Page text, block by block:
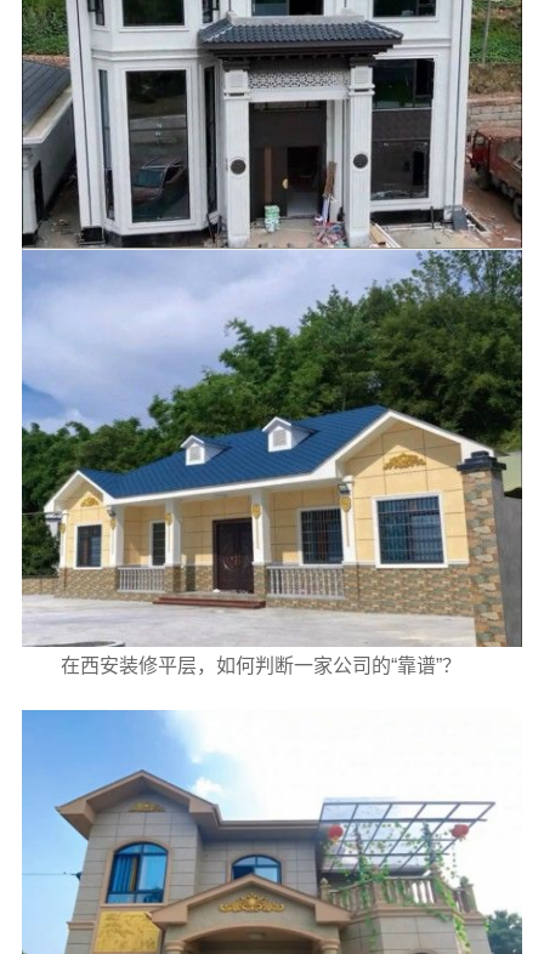
在西安装修平层，如何判断一家公司的“靠谱”？